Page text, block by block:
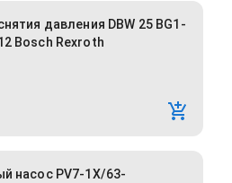
давления DBW 25 BG1-
Bosch Rexroth
насос PV7-1X/63-